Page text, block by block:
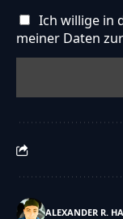
Ich willige in
meiner Daten
ALEXANDER R.